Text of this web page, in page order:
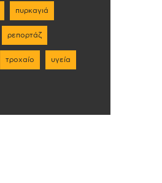
πυρκαγιά
ρεπορτάζ
τροχαίο υγεία